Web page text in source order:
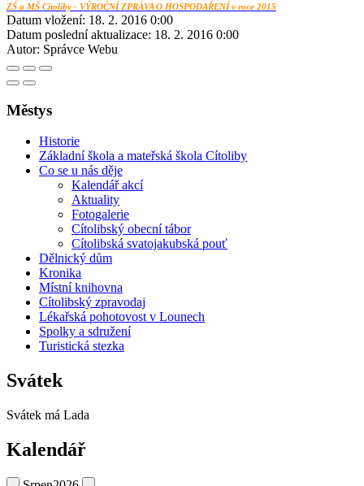
ZŠ a MŠ Cítoliby - VÝROČNÍ ZPRÁVA O HOSPODAŘENÍ v roce 2015
Datum vložení: 18. 2. 2016 0:00
Datum poslední aktualizace: 18. 2. 2016 0:00
Autor: Správce Webu
Městys
Historie
Základní škola a mateřská škola Cítoliby
Co se u nás děje
Kalendář akcí
Aktuality
Fotogalerie
Cítolibský obecní tábor
Cítolibská svatojakubská pouť
Dělnický dům
Kronika
Místní knihovna
Cítolibský zpravodaj
Lékařská pohotovost v Lounech
Spolky a sdružení
Turistická stezka
Svátek
Svátek má Lada
Kalendář